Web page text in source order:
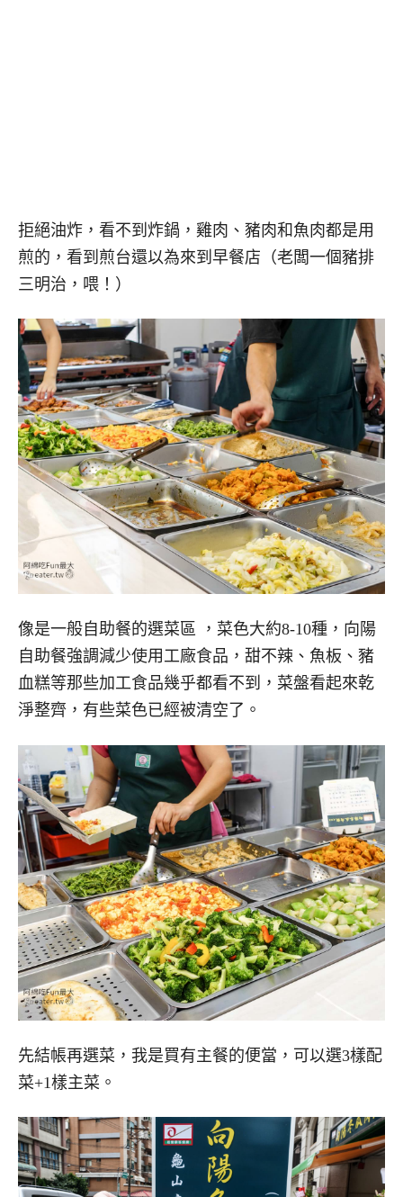
拒絕油炸，看不到炸鍋，雞肉、豬肉和魚肉都是用
煎的，看到煎台還以為來到早餐店（老闆一個豬排
三明治，喂！）
像是一般自助餐的選菜區 ，菜色大約8-10種，向陽
自助餐強調減少使用工廠食品，甜不辣、魚板、豬
血糕等那些加工食品幾乎都看不到，菜盤看起來乾
淨整齊，有些菜色已經被清空了。
先結帳再選菜，我是買有主餐的便當，可以選3樣配
菜+1樣主菜。